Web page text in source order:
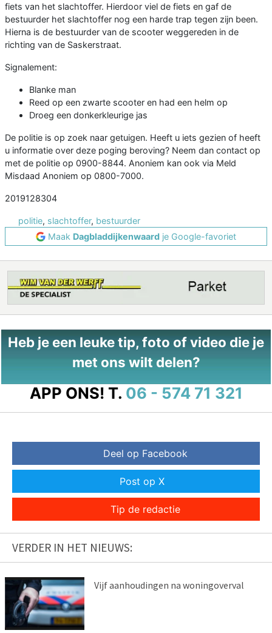
fiets van het slachtoffer. Hierdoor viel de fiets en gaf de
bestuurder het slachtoffer nog een harde trap tegen zijn been.
Hierna is de bestuurder van de scooter weggereden in de
richting van de Saskerstraat.
Signalement:
Blanke man
Reed op een zwarte scooter en had een helm op
Droeg een donkerkleurige jas
De politie is op zoek naar getuigen. Heeft u iets gezien of heeft
u informatie over deze poging beroving? Neem dan contact op
met de politie op 0900-8844. Anoniem kan ook via Meld
Misdaad Anoniem op 0800-7000.
2019128304
politie, slachtoffer, bestuurder
Maak Dagbladdijkenwaard je Google-favoriet
Heb je een leuke tip, foto of video die je
met ons wilt delen?
APP ONS! T. 06 - 574 71 321
Deel op Facebook
Post op X
Tip de redactie
VERDER IN HET NIEUWS:
Vijf aanhoudingen na woningoverval